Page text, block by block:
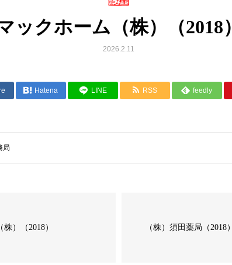
ックホーム（株）（2018）
2026.2.11
Hatena LINE RSS feedly
局
）（2018） （株）須田薬局（2018）